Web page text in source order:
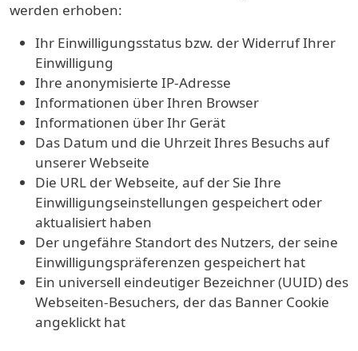
werden erhoben:
Ihr Einwilligungsstatus bzw. der Widerruf Ihrer
Einwilligung
Ihre anonymisierte IP-Adresse
Informationen über Ihren Browser
Informationen über Ihr Gerät
Das Datum und die Uhrzeit Ihres Besuchs auf
unserer Webseite
Die URL der Webseite, auf der Sie Ihre
Einwilligungseinstellungen gespeichert oder
aktualisiert haben
Der ungefähre Standort des Nutzers, der seine
Einwilligungspräferenzen gespeichert hat
Ein universell eindeutiger Bezeichner (UUID) des
Webseiten-Besuchers, der das Banner Cookie
angeklickt hat